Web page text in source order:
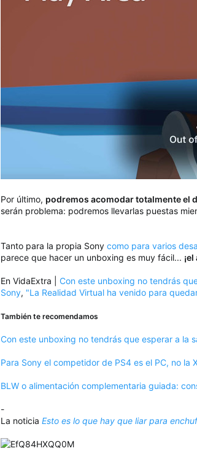
Por último, podremos acomodar totalmente el
serán problema: podremos llevarlas puestas
Tanto para la propia Sony como para varios
parece que hacer un unboxing es muy fácil...
En VidaExtra | Con este unboxing no tendrás
Sony, "La Realidad Virtual ha venido para
También te recomendamos
Con este unboxing no tendrás que esperar a la
Para Sony el competidor de PS4 es el PC, no la
BLW o alimentación complementaria guiada:
-
La noticia Esto es lo que hay que liar para